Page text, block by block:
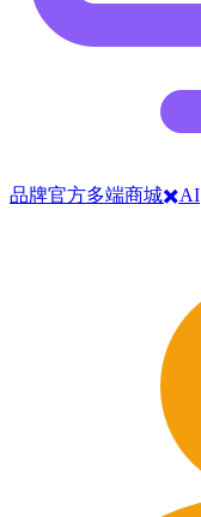
品牌官方多端商城✖️AI